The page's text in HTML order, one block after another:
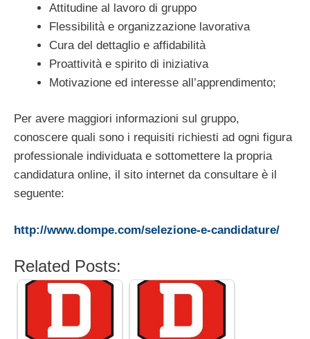
Attitudine al lavoro di gruppo
Flessibilità e organizzazione lavorativa
Cura del dettaglio e affidabilità
Proattività e spirito di iniziativa
Motivazione ed interesse all’apprendimento;
Per avere maggiori informazioni sul gruppo,
conoscere quali sono i requisiti richiesti ad ogni figura
professionale individuata e sottomettere la propria
candidatura online, il sito internet da consultare è il
seguente:
http://www.dompe.com/selezione-e-candidature/
Related Posts: